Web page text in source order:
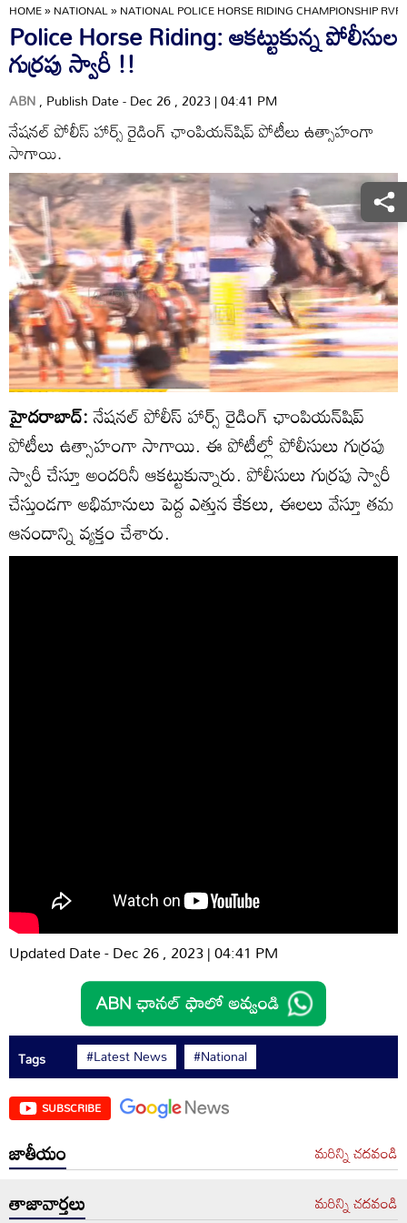
HOME»NATIONAL»NATIONAL POLICE HORSE RIDING CHAMPIONSHIP
Police Horse Riding: ఆకట్టుకున్న పోలీసుల
గుర్రపు స్వారీ !!
ABN, Publish Date - Dec 26 , 2023 | 04:41 PM
నేషనల్ పోలీస్ హార్స్ రైడింగ్ ఛాంపియన్‌షిప్ పోటీలు ఉత్సాహంగా
సాగాయి.
హైదరాబాద్:నేషనల్ పోలీస్ హార్స్ రైడింగ్ ఛాంపియన్‌షిప్
పోటీలు ఉత్సాహంగా సాగాయి. ఈ పోటీల్లో పోలీసులు గుర్రపు
స్వారీ చేస్తూ అందరినీ ఆకట్టుకున్నారు. పోలీసులు గుర్రపు స్వారీ
చేస్తుండగా అభిమానులు పెద్ద ఎత్తున కేకలు, ఈలలు వేస్తూ తమ
ఆనందాన్ని వ్యక్తం చేశారు.
Updated Date - Dec 26 , 2023 | 04:41 PM
Tags #Latest News #National
SUBSCRIBE
జాతీయం మరిన్ని చదవండి
తాజావార్తలు మరిన్ని చదవండి